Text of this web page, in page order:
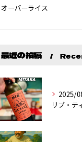
オーバーライス
最近の投稿
2025/